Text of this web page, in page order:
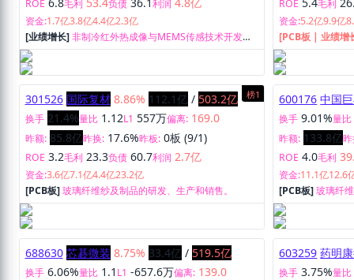
ROE 毛利 负债 利润
资金:1.7亿3.8亿4.4亿2.3亿
[业绩增长]非制冷红外热成像与MEMS传感技术开发的
半导体集成电路芯片。
ROE
毛利
资金:5.2亿9.9亿
[PCB板 | 业绩增
生产和销售。
榜1
301526 国际复材 8.86% 112.1亿 / 503.2亿
换手 21.4%量比 1.12L1 557万偏离: 169.0
昨额: 85.8亿昨换: 17.6%昨板: 0板 (9/1)
ROE 3.2毛利 23.3负债 60.7利润 2.7亿
资金:3.6亿7.1亿4.4亿23.2亿
[PCB板]玻璃纤维纱及制品的研发、生产和销售。
600176 中国
换手 9.01%量比
昨额: 133.8亿
ROE 4.0毛利
资金:11.1亿12.6
[PCB板]玻璃纤
688630 芯碁微装 8.75% 33.4亿 / 519.5亿
换手 6.06%量比 1.1 L1 -657.6万偏离: 139.0
603259 药明
换手 3.75%量比